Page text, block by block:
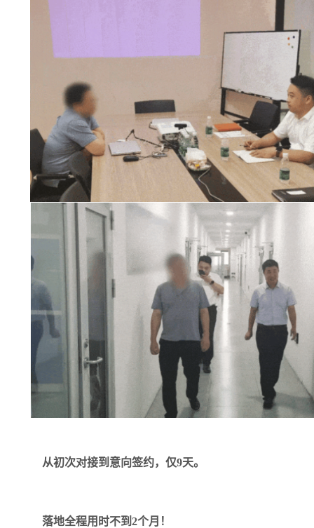
从初次对接到意向签约，仅9天。
落地全程用时不到 2个月！